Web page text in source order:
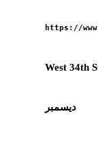
https://
ديسمبر